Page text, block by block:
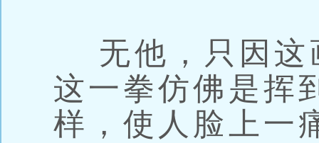
无他，只因这
这一拳仿佛是挥
样，使人脸上一